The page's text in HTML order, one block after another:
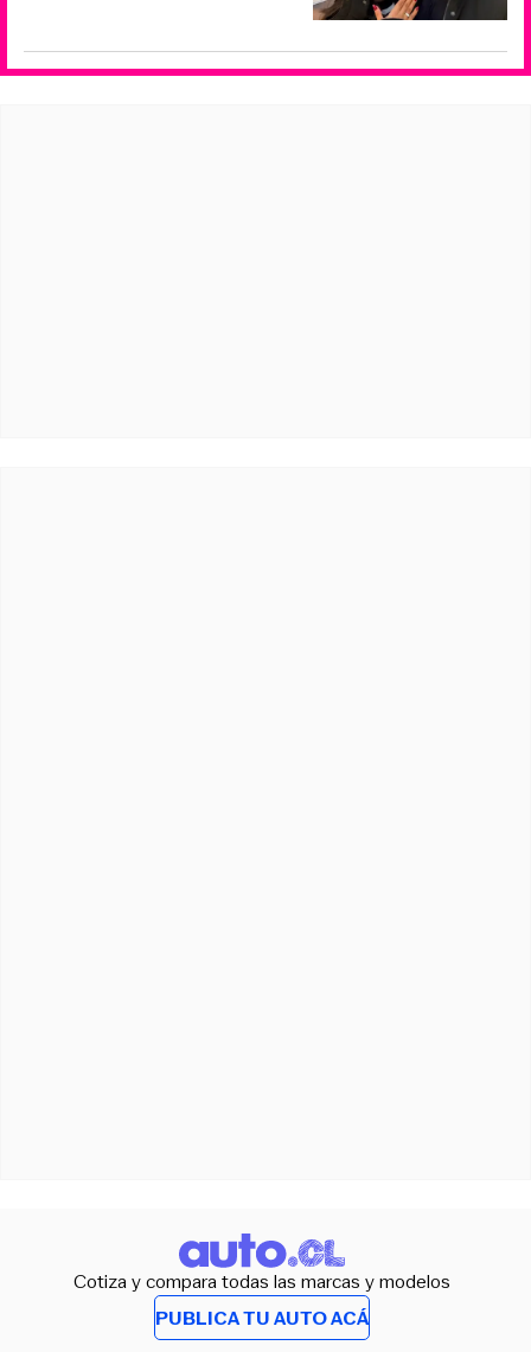
Cotiza y compara todas las marcas y modelos
PUBLICA TU AUTO ACÁ